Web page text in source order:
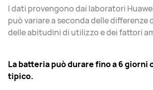
I dati provengono dai laboratori
può variare a seconda delle differenze
delle abitudini di utilizzo e dei fattori
La batteria può durare fino a 6 giorni
tipico.